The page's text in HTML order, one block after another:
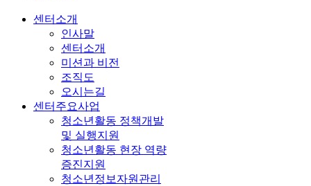
센터소개
인사말
센터소개
미션과 비전
조직도
오시는길
센터주요사업
청소년활동 정책개발
및 실행지원
청소년활동 현장 역량
증진지원
청소년정보자원관리